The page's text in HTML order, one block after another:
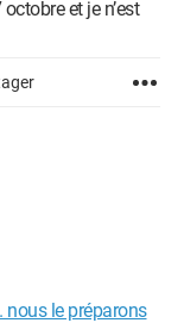
et je n’est
nous le préparons